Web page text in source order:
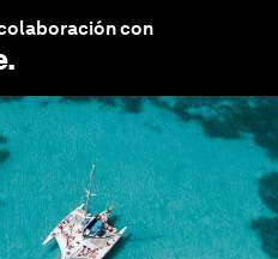
con
.